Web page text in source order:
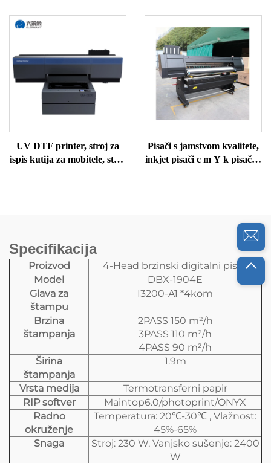
sublimacijski pisač za
automatski digitalni
sublimacijski tisak
UV DTF printer, stroj za
ispis kutija za mobitele, stroj
Pisači s jamstvom kvalitete,
inkjet pisači c m Y k pisači u
Specifikacija
Proizvod
4-Head brzinski digitalni pisač
Model
DBX-1904E
Glava za
štampu
I3200-A1 *4kom
Brzina
štampanja
2PASS 150 m²/h
3PASS 110 m²/h
4PASS 90 m²/h
Širina
štampanja
1.9m
Vrsta medija
Termotransferni papir
RIP softver
Maintop6.0/photoprint/ONYX
Radno
okruženje
Temperatura: 20℃-30℃ , Vlažnost:
45%-65%
Snaga
Stroj: 230 W, Vanjsko sušenje: 2400
W